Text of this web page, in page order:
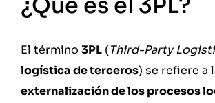
El término 3PL (Third-Party
logística de terceros) se refiere a
externalización de los procesos